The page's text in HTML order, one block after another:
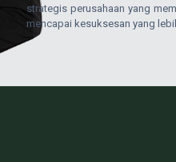
strategis perusahaan yang
mencapai kesuksesan yang